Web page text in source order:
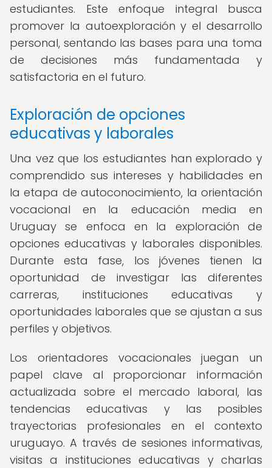
estudiantes. Este enfoque integral busca
promover la autoexploración y el desarrollo
personal, sentando las bases para una toma
de decisiones más fundamentada y
satisfactoria en el futuro.
Exploración de opciones
educativas y laborales
Una vez que los estudiantes han explorado y
comprendido sus intereses y habilidades en
la etapa de autoconocimiento, la orientación
vocacional en la educación media en
Uruguay se enfoca en la exploración de
opciones educativas y laborales disponibles.
Durante esta fase, los jóvenes tienen la
oportunidad de investigar las diferentes
carreras, instituciones educativas y
oportunidades laborales que se ajustan a sus
perfiles y objetivos.
Los orientadores vocacionales juegan un
papel clave al proporcionar información
actualizada sobre el mercado laboral, las
tendencias educativas y las posibles
trayectorias profesionales en el contexto
uruguayo. A través de sesiones informativas,
visitas a instituciones educativas y charlas